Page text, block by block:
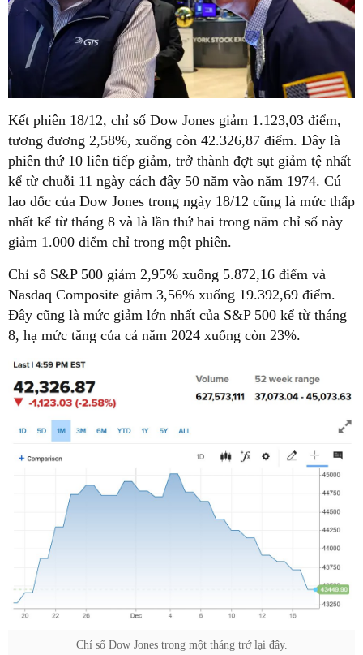
Kết phiên 18/12, chỉ số Dow Jones giảm 1.123,03 điểm,
tương đương 2,58%, xuống còn 42.326,87 điểm. Đây là
phiên thứ 10 liên tiếp giảm, trở thành đợt sụt giảm tệ nhất
kể từ chuỗi 11 ngày cách đây 50 năm vào năm 1974. Cú
lao dốc của Dow Jones trong ngày 18/12 cũng là mức thấp
nhất kể từ tháng 8 và là lần thứ hai trong năm chỉ số này
giảm 1.000 điểm chỉ trong một phiên.
Chỉ số S&P 500 giảm 2,95% xuống 5.872,16 điểm và
Nasdaq Composite giảm 3,56% xuống 19.392,69 điểm.
Đây cũng là mức giảm lớn nhất của S&P 500 kể từ tháng
8, hạ mức tăng của cả năm 2024 xuống còn 23%.
Chỉ số Dow Jones trong một tháng trở lại đây.